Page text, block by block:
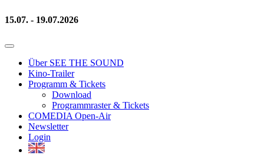
15.07. - 19.07.2026
Über SEE THE SOUND
Kino-Trailer
Programm & Tickets
Download
Programmraster & Tickets
COMEDIA Open-Air
Newsletter
Login